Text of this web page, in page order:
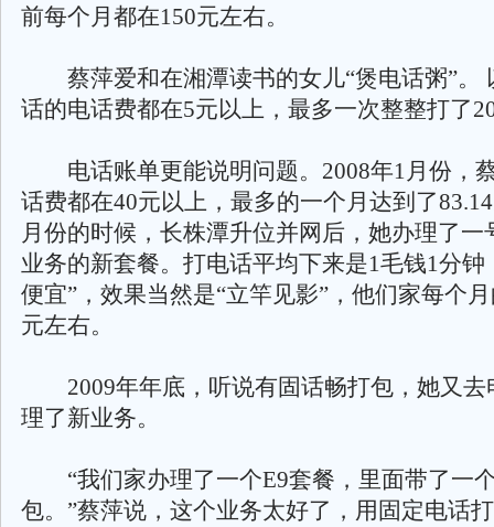
前每个月都在150元左右。
蔡萍爱和在湘潭读书的女儿“煲电话粥”。
话的电话费都在5元以上，最多一次整整打了
电话账单更能说明问题。2008年1月份，
话费都在40元以上，最多的一个月达到了
月份的时候，长株潭升位并网后，她办理了一
业务的新套餐。打电话平均下来是1毛钱1分钟
便宜”，效果当然是“立竿见影”，他们家每个
元左右。
2009年年底，听说有固话畅打包，她又去
理了新业务。
“我们家办理了一个E9套餐，里面带了一
包。”蔡萍说，这个业务太好了，用固定电话